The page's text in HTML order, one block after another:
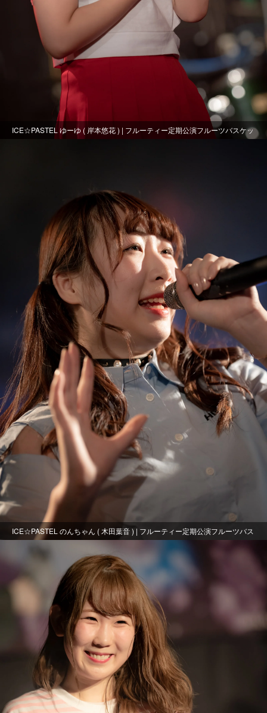
ICE☆PASTEL ゆーゆ ( 岸本悠花 ) | フルーティー定期公演フルーツバスケッ
ICE☆PASTEL のんちゃん ( 木田葉音 ) | フルーティー定期公演フルーツバス
ケット～おまる生誕～